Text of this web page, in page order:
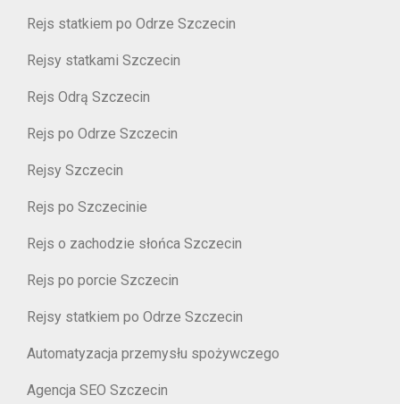
Rejs statkiem po Odrze Szczecin
Rejsy statkami Szczecin
Rejs Odrą Szczecin
Rejs po Odrze Szczecin
Rejsy Szczecin
Rejs po Szczecinie
Rejs o zachodzie słońca Szczecin
Rejs po porcie Szczecin
Rejsy statkiem po Odrze Szczecin
Automatyzacja przemysłu spożywczego
Agencja SEO Szczecin